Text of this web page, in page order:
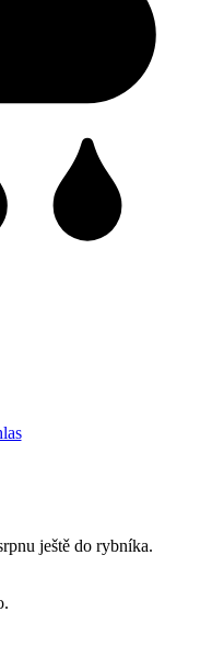
ještě do rybníka.